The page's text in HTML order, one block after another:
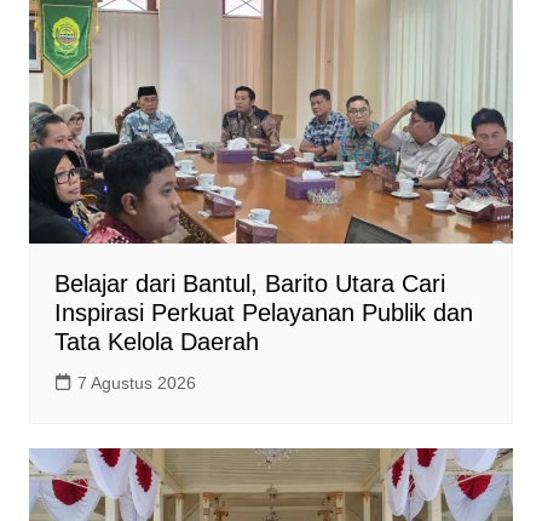
Belajar dari Bantul, Barito Utara Cari
Inspirasi Perkuat Pelayanan Publik dan
Tata Kelola Daerah
7 Agustus 2026